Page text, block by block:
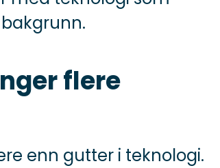
flere
enn gutter i teknologi.